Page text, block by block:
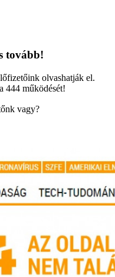
tovább!
olvashatják el.
444 működését!
vagy?